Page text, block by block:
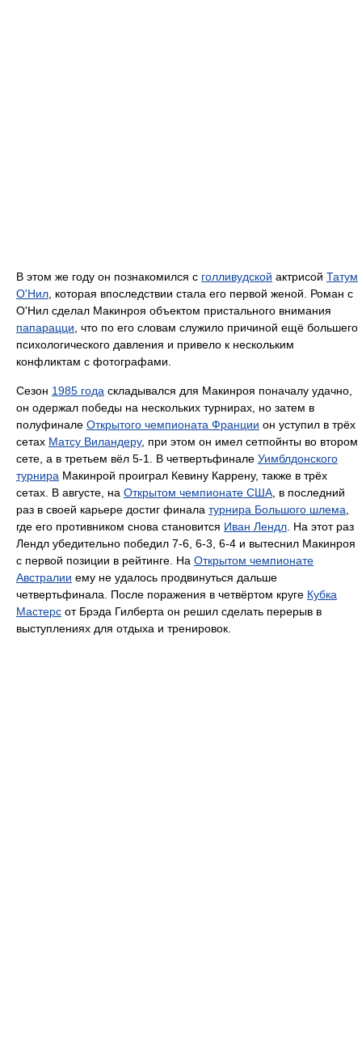
В этом же году он познакомился с голливудской актрисой Татум
О'Нил , которая впоследствии стала его первой женой. Роман с
О'Нил сделал Макинроя объектом пристального внимания
папарацци , что по его словам служило причиной ещё большего
психологического давления и привело к нескольким
конфликтам с фотографами.
Сезон 1985 годa складывался для Макинроя поначалу удачно,
он одержал победы на нескольких турнирах, но затем в
полуфинале Открытого чемпионата Франции он уступил в трёх
сетах Матсу Виландеру, при этом он имел сетпойнты во втором
сете, а в третьем вёл 5-1. В четвертьфинале Уимблдонского
турнира Макинрой проиграл Кевину Каррену, также в трёх
сетах. В августе, на Открытом чемпионате США , в последний
раз в своей карьере достиг финала турнира Большого шлема
где его противником снова становится Иван Лендл . На этот раз
Лендл убедительно победил 7-6, 6-3, 6-4 и вытеснил Макинроя
с первой позиции в рейтинге. На Открытом чемпионате
Австралии ему не удалось продвинуться дальше
четвертьфинала. После поражения в четвёртом круге Кубка
Мастерс от Брэда Гилберта он решил сделать перерыв в
выступлениях для отдыха и тренировок.